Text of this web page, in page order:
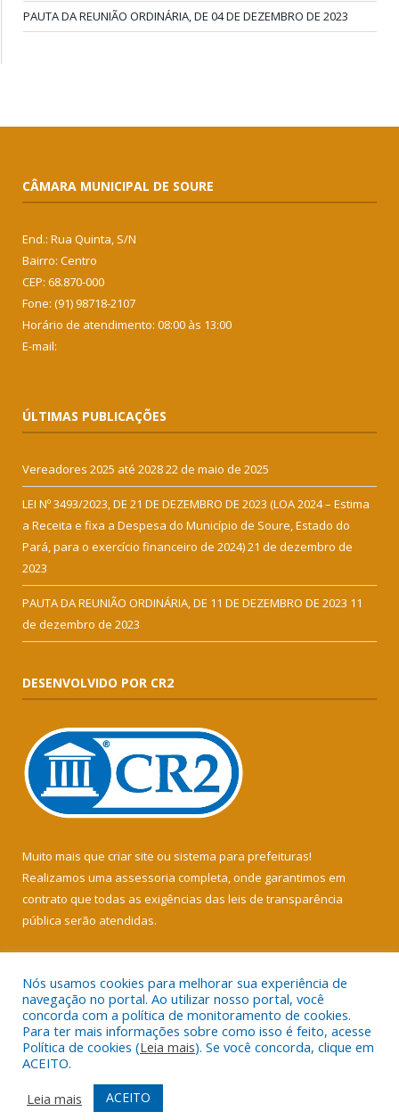
PAUTA DA REUNIÃO ORDINÁRIA, DE 04 DE DEZEMBRO DE 2023
CÂMARA MUNICIPAL DE SOURE
End.: Rua Quinta, S/N
Bairro: Centro
CEP: 68.870-000
Fone: (91) 98718-2107
Horário de atendimento: 08:00 às 13:00
E-mail:
ÚLTIMAS PUBLICAÇÕES
Vereadores 2025 até 202822 de maio de 2025
LEI Nº 3493/2023, DE 21 DE DEZEMBRO DE 2023 (LOA 2024 – Estima
a Receita e fixa a Despesa do Município de Soure, Estado do
Pará, para o exercício financeiro de 2024)21 de dezembro de
2023
PAUTA DA REUNIÃO ORDINÁRIA, DE 11 DE DEZEMBRO DE 2023 11
de dezembro de 2023
DESENVOLVIDO POR CR2
Muito mais que criar site ou sistema para prefeituras!
Realizamos uma assessoria completa, onde garantimos em
contrato que todas as exigências das leis de transparência
pública serão atendidas.
Todos os direitos reservados a Câmara Municipal de Soure.
Mapa do Site
Acessar Área Administrativa
Acessar Webmail
Nós usamos cookies para melhorar sua experiência de
navegação no portal. Ao utilizar nosso portal, você
concorda com a política de monitoramento de cookies.
Para ter mais informações sobre como isso é feito, acesse
Política de cookies (Leia mais). Se você concorda, clique em
ACEITO.
Leia mais
ACEITO